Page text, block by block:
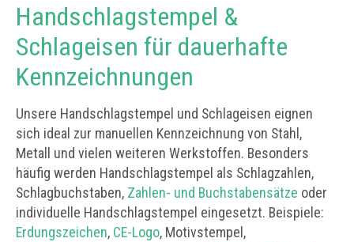
Handschlagstempel &
Schlageisen für dauerhafte
Kennzeichnungen
Unsere Handschlagstempel und Schlageisen eignen
sich ideal zur manuellen Kennzeichnung von Stahl,
Metall und vielen weiteren Werkstoffen. Besonders
häufig werden Handschlagstempel als Schlagzahlen,
Schlagbuchstaben, Zahlen- und Buchstabensätze oder
individuelle Handschlagstempel eingesetzt. Beispiele:
Erdungszeichen, CE-Logo, Motivstempel,